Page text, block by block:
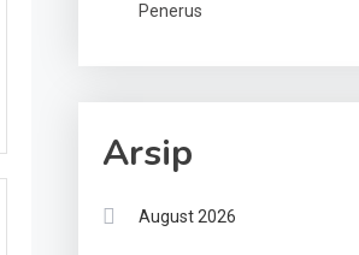
Penerus
Arsip
August 2026